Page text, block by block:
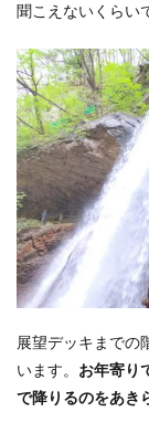
聞こえないくらい
展望デッキまでの
います。 お年寄り
で降りるのをあき